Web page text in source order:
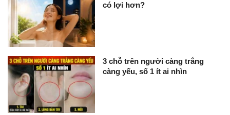
có lợi hơn?
3 chỗ trên người càng trắng
càng yếu, số 1 ít ai nhìn